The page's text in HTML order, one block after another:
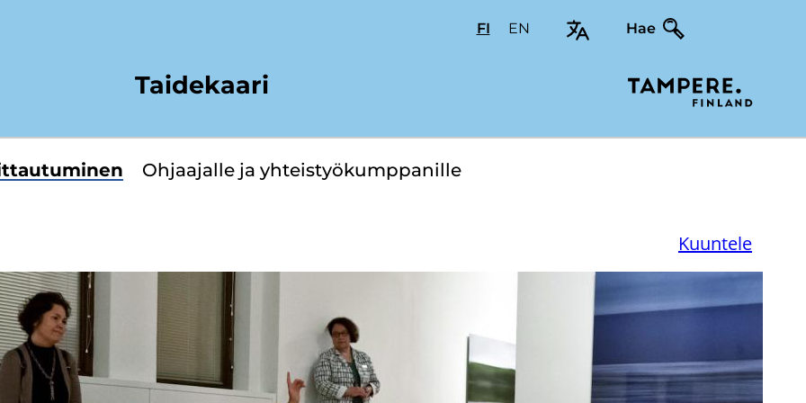
FIValitse
ENSelect
Hae
Taidekaari
Oh­jaa­jal­le ja yh­teis­työ­kump­pa­nil­le
Kuuntele